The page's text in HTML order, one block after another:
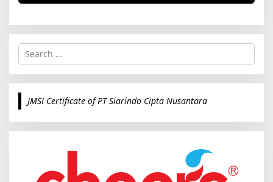
S
r
c
o
JMSI Certificate of PT Siarindo Cipta Nusantara